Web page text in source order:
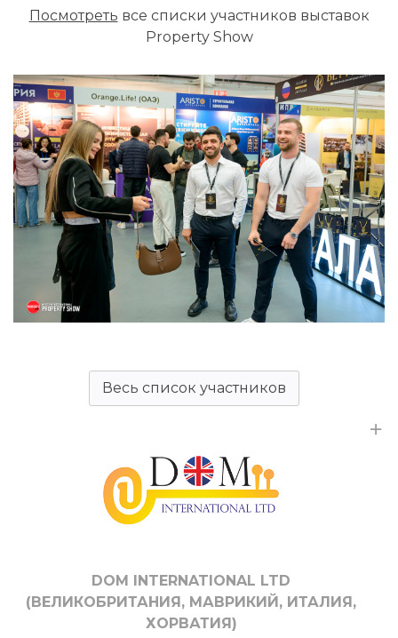
Посмотреть все списки участников выставок
Property Show
Весь список участников
DOM INTERNATIONAL LTD
(ВЕЛИКОБРИТАНИЯ, МАВРИКИЙ, ИТАЛИЯ,
ХОРВАТИЯ)